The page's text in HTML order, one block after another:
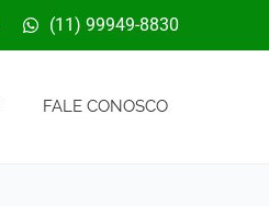
(11) 99949-8830
FALE CONOSCO